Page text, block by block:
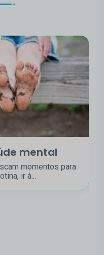
mental
momentos para
ir à...